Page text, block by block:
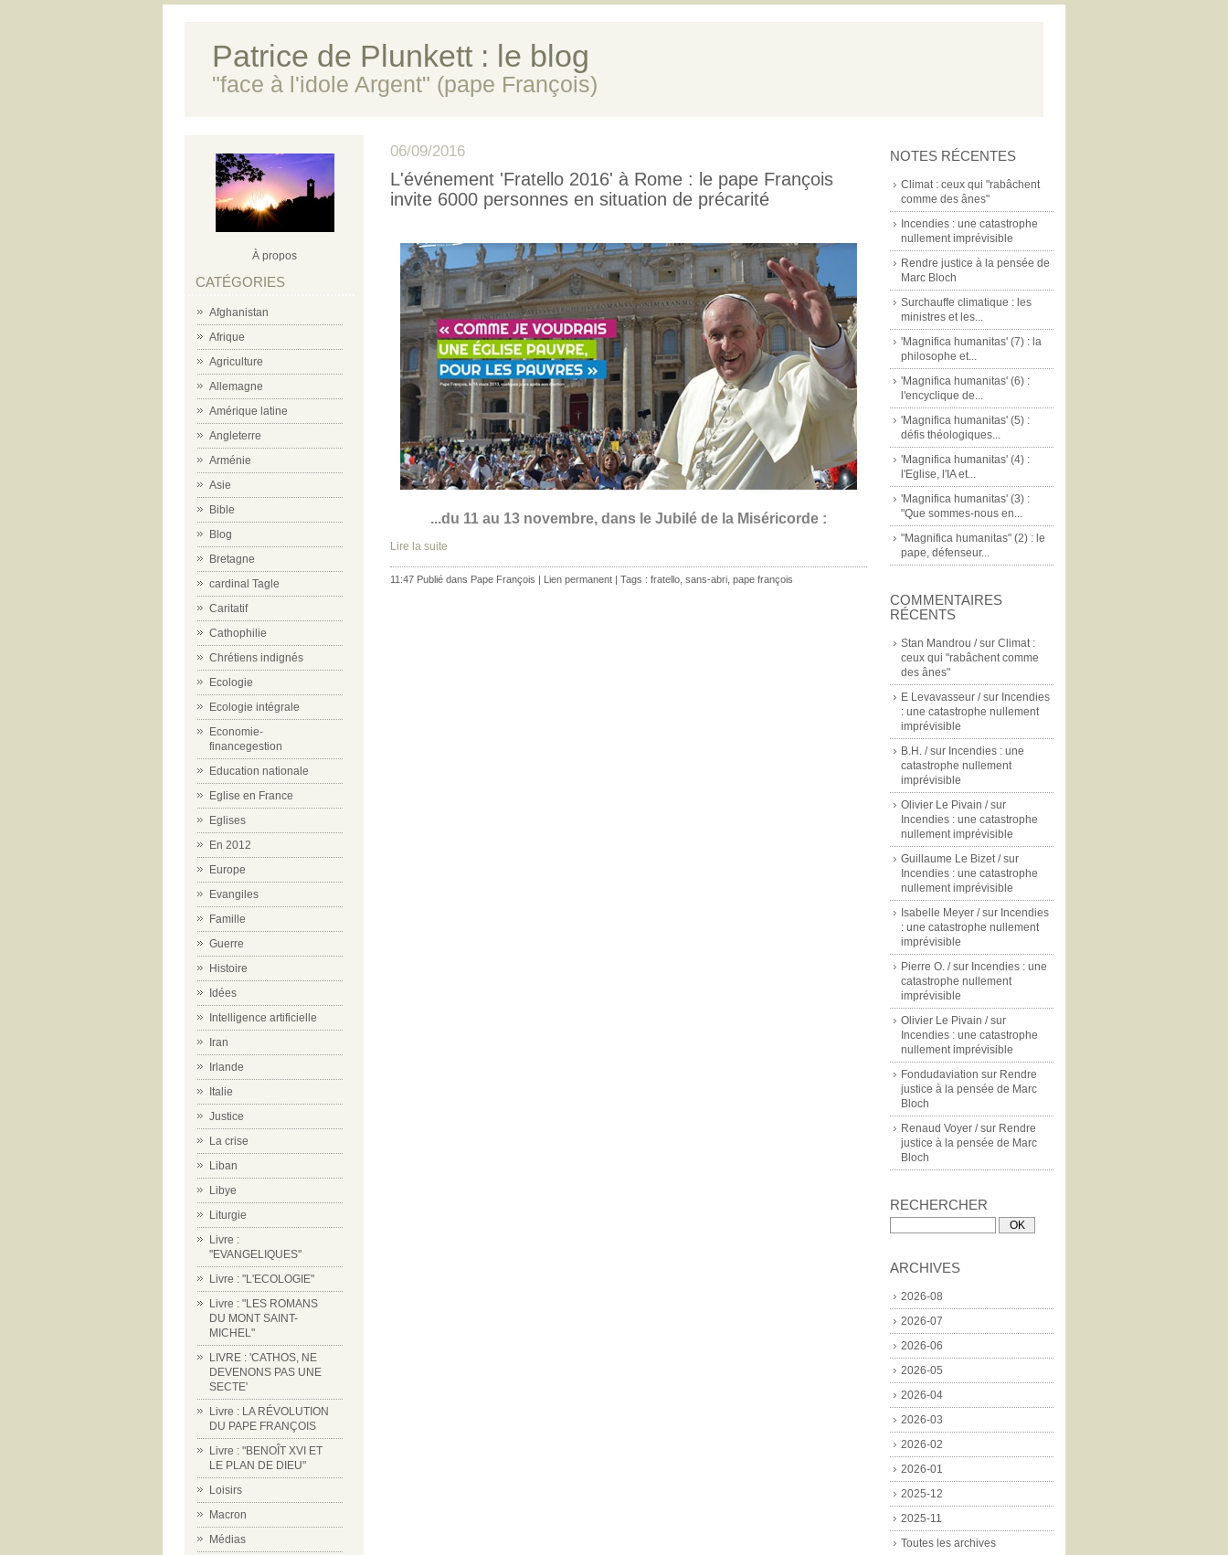
Patrice de Plunkett : le blog
"face à l'idole Argent" (pape François)
À propos
CATÉGORIES
Afghanistan
Afrique
Agriculture
Allemagne
Amérique latine
Angleterre
Arménie
Asie
Bible
Blog
Bretagne
cardinal Tagle
Caritatif
Cathophilie
Chrétiens indignés
Ecologie
Ecologie intégrale
Economie-
financegestion
Education nationale
Eglise en France
Eglises
En 2012
Europe
Evangiles
Famille
Guerre
Histoire
Idées
Intelligence artificielle
Iran
Irlande
Italie
Justice
La crise
Liban
Libye
Liturgie
Livre :
"EVANGELIQUES"
Livre : "L'ECOLOGIE"
Livre : "LES ROMANS
DU MONT SAINT-
MICHEL"
LIVRE : 'CATHOS, NE
DEVENONS PAS UNE
SECTE'
Livre : LA RÉVOLUTION
DU PAPE FRANÇOIS
Livre : "BENOÎT XVI ET
LE PLAN DE DIEU"
Loisirs
Macron
Médias
NOTES RÉCENTES
Climat : ceux qui "rabâchent
comme des ânes"
Incendies : une catastrophe
nullement imprévisible
Rendre justice à la pensée de
Marc Bloch
Surchauffe climatique : les
ministres et les...
'Magnifica humanitas' (7) : la
philosophe et...
'Magnifica humanitas' (6) :
l'encyclique de...
'Magnifica humanitas' (5) :
défis théologiques...
'Magnifica humanitas' (4) :
l'Eglise, l'IA et...
'Magnifica humanitas' (3) :
"Que sommes-nous en...
"Magnifica humanitas" (2) : le
pape, défenseur...
COMMENTAIRES
RÉCENTS
Stan Mandrou /sur Climat :
ceux qui "rabâchent comme
des ânes"
E Levavasseur /sur Incendies
: une catastrophe nullement
imprévisible
B.H. /sur Incendies : une
catastrophe nullement
imprévisible
Olivier Le Pivain /sur
Incendies : une catastrophe
nullement imprévisible
Guillaume Le Bizet /sur
Incendies : une catastrophe
nullement imprévisible
Isabelle Meyer /sur Incendies
: une catastrophe nullement
imprévisible
Pierre O. /sur Incendies : une
catastrophe nullement
imprévisible
Olivier Le Pivain /sur
Incendies : une catastrophe
nullement imprévisible
Fondudaviation sur Rendre
justice à la pensée de Marc
Bloch
Renaud Voyer /sur Rendre
justice à la pensée de Marc
Bloch
RECHERCHER
ARCHIVES
2026-08
2026-07
2026-06
2026-05
2026-04
2026-03
2026-02
2026-01
2025-12
2025-11
Toutes les archives
06/09/2016
L'événement 'Fratello 2016' à Rome : le pape François
invite 6000 personnes en situation de précarité
...du 11 au 13 novembre, dans le Jubilé de la Miséricorde :
Lire la suite
11:47 Publié dans Pape François | Lien permanent | Tags : fratello sans-abri pape françois